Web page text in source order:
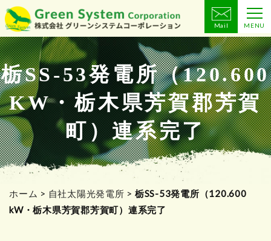
コ
ン
テ
ン
ツ
へ
ス
キ
ッ
プ
Mail MENU
栃SS-53発電所（120.600
KW・栃木県芳賀郡芳賀
町）連系完了
ホーム > 自社太陽光発電所 > 栃SS-53発電所（120.600
kW・栃木県芳賀郡芳賀町）連系完了